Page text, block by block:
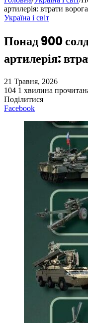
артилерія: втрати
Україна і світ
Понад 900
артилерія:
21 Травня, 2026
104 1 хвилина
Поділитися
Facebook